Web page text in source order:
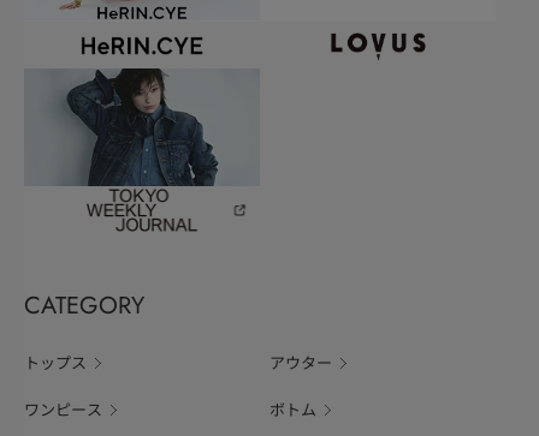
CATEGORY
トップス アウター
ワンピース ボトム